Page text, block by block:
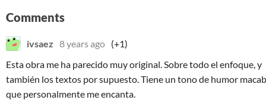
Comments
ivsaez 8 years ago (+1)
Esta obra me ha parecido muy original. Sobre todo el enfoque, y
también los textos por supuesto. Tiene un tono de humor
que personalmente me encanta.